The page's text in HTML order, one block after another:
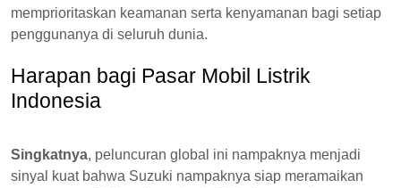
memprioritaskan keamanan serta kenyamanan bagi setiap
penggunanya di seluruh dunia.
Harapan bagi Pasar Mobil Listrik
Indonesia
Singkatnya, peluncuran global ini nampaknya menjadi
sinyal kuat bahwa Suzuki nampaknya siap meramaikan